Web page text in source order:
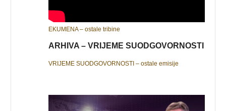
EKUMENA – ostale tribine
ARHIVA – VRIJEME SUODGOVORNOSTI
VRIJEME SUODGOVORNOSTI – ostale emisije